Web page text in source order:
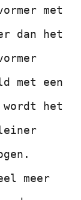
met
dan het
met een
wordt het
meer